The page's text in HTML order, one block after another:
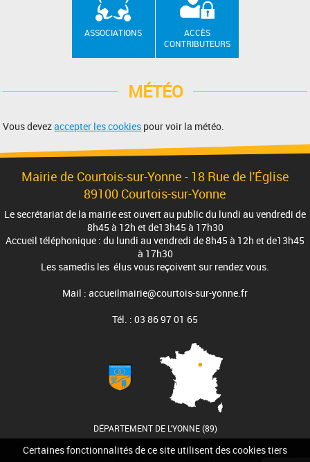
Certaines fonctionnalités de ce site utilisent des cookies tiers
ASSOCIATIONS
ACCÈS
CONTRIBUTEURS
MÉTÉO
Vous devezaccepter les cookies pour voir la météo.
Mairie de Courtois-sur-Yonne - 18 Rue de l'Église
89100 Courtois-sur-Yonne
Le secrétariat de la mairie est ouvert au public du lundi au vendredi de
8h45 à 12h et de13h45 à 17h30
Accueil téléphonique : du lundi au vendredi de 8h45 à 12h et de13h45
à 17h30
Les samedis les élus vous reçoivent sur rendez vous.
Mail : accueilmairie@courtois-sur-yonne.fr
Tél. : 03 86 97 01 65
DÉPARTEMENT DE L'YONNE (89)